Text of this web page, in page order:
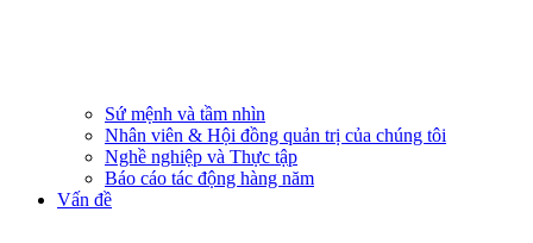
Sứ mệnh và tầm nhìn
Nhân viên & Hội đồng quản trị của chúng tôi
Nghề nghiệp và Thực tập
Báo cáo tác động hàng năm
Vấn đề